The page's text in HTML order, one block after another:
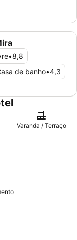
•8,8
de banho•4,3
Varanda / Terraço